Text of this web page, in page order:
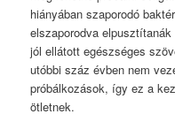
hiányában szaporodó
elszaporodva
jól ellátott egészséges
utóbbi száz évben nem
próbálkozások, így ez a
ötletnek.